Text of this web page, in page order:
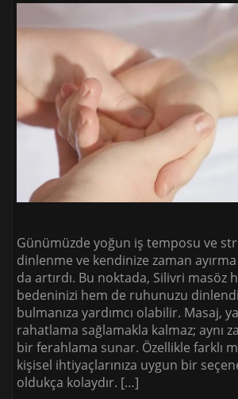
Günümüzde yoğun iş temposu ve
dinlenme ve kendinize zaman ayırma
da artırdı. Bu noktada, Silivri masöz
bedeninizi hem de ruhunuzu
bulmanıza yardımcı olabilir. Masaj,
rahatlama sağlamakla kalmaz; aynı
bir ferahlama sunar. Özellikle farklı
kişisel ihtiyaçlarınıza uygun bir
oldukça kolaydır. […]